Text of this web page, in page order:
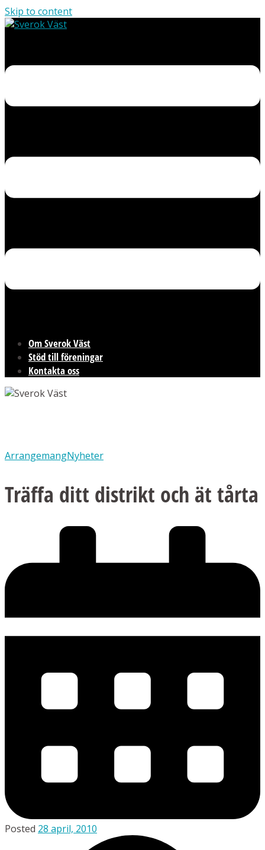
Skip to content
Om Sverok Väst
Stöd till föreningar
Kontakta oss
ArrangemangNyheter
Träffa ditt distrikt och ät tårta
Posted 28 april, 2010